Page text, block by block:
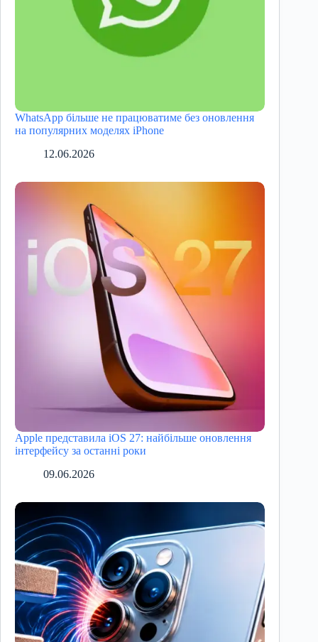
WhatsApp більше не працюватиме без оновлення
на популярних моделях iPhone
12.06.2026
Apple представила iOS 27: найбільше оновлення
інтерфейсу за останні роки
09.06.2026